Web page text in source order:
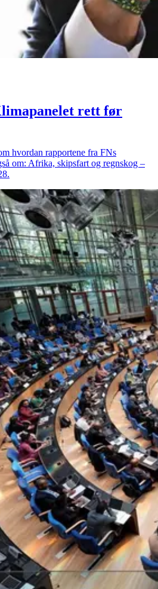
rett før
hvordan rapportene fra FNs
om: Afrika, skipsfart og regnskog –